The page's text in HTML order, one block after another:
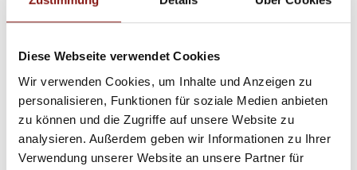
Diese Webseite verwendet Cookies
Wir verwenden Cookies, um Inhalte und Anzeigen zu
personalisieren, Funktionen für soziale Medien anbieten
zu können und die Zugriffe auf unsere Website zu
analysieren. Außerdem geben wir Informationen zu Ihrer
Verwendung unserer Website an unsere Partner für
Preis auf Anfrage
Passau
Verkauft! Modernes Apartment direkt